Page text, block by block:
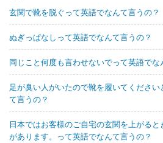
玄関で靴を脱ぐって英語でなんて言うの？
ぬぎっぱなしって英語でなんて言うの？
同じこと何度も言わせないでって英語でな
足が臭い人がいたので靴を履いてくださ
て言うの？
日本ではお客様のご自宅の玄関を上がる
があります。って英語でなんて言うの？